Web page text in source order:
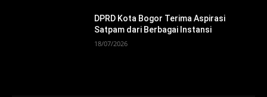
DPRD Kota Bogor Terima Aspirasi
Satpam dari Berbagai Instansi
18/07/2026